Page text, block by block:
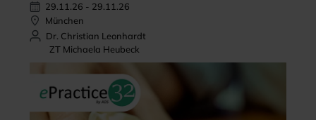
29.11.26 - 29.11.26
München
Dr. Christian Leonhardt
ZT Michaela Heubeck